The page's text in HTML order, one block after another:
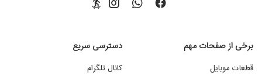
برخی از صفحات مهم
قطعات موبایل
دسترسی سریع
کانال تلگرام